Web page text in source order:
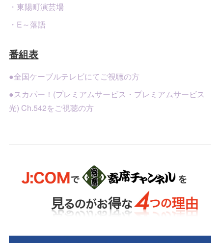
・東陽町演芸場
・E～落語
番組表
●全国ケーブルテレビにてご視聴の方
●スカパー！(プレミアムサービス・プレミアムサービス
光) Ch.542をご視聴の方